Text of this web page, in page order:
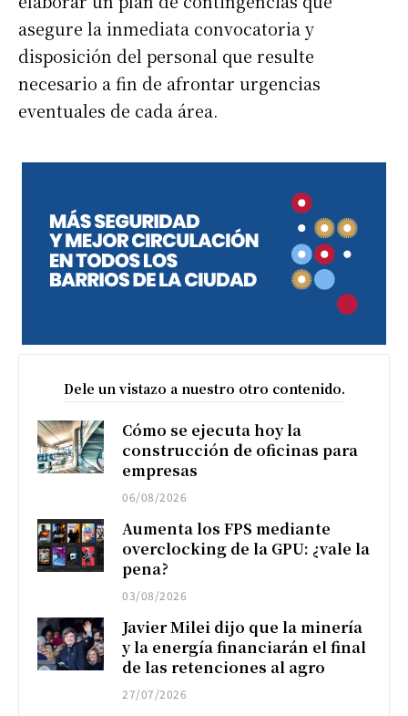
asegure la inmediata convocatoria y
disposición del personal que resulte
necesario a fin de afrontar urgencias
eventuales de cada área.
Dele un vistazo a nuestro otro contenido.
Cómo se ejecuta hoy la
construcción de oficinas para
empresas
06/08/2026
Aumenta los FPS mediante
overclocking de la GPU: ¿vale la
pena?
03/08/2026
Javier Milei dijo que la minería
y la energía financiarán el final
de las retenciones al agro
27/07/2026